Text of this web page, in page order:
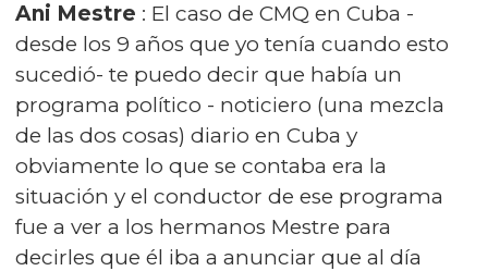
Ani Mestre : El caso de CMQ en Cuba -
desde los 9 años que yo tenía cuando esto
sucedió- te puedo decir que había un
programa político - noticiero (una mezcla
de las dos cosas) diario en Cuba y
obviamente lo que se contaba era la
situación y el conductor de ese programa
fue a ver a los hermanos Mestre para
decirles que él iba a anunciar que al día